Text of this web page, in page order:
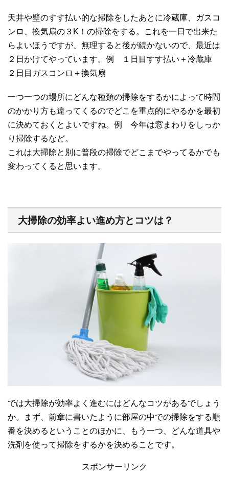
天井や壁のすす払い的な掃除をしたあとに冷蔵庫、ガスコ
ンロ、換気扇の３K！の掃除をする。これを一日で出来た
らよいほうですが、無理すると後が続かないので、最近は
２日かけてやっています。例 １日目すす払い＋冷蔵庫
２日目ガスコンロ＋換気扇
一つ一つの場所にどんな種類の掃除をするかによって時間
のかかり方も違ってくるのでどこを重点的にやるかを最初
に決めておくとよいですね。例 今年は窓まわりをしっか
り掃除するなど。
これは大掃除と別に普段の掃除でどこまでやってるかでも
変わってくると思います。
大掃除の効率よい進め方とコツは？
では大掃除が効率よく進むにはどんなコツがあるでしょう
か。まず、前章に書いたように部屋の中での掃除をする順
番を決めるということのほかに、もう一つ、どんな道具や
洗剤を使って掃除をするかを決めることです。
スポンサーリンク